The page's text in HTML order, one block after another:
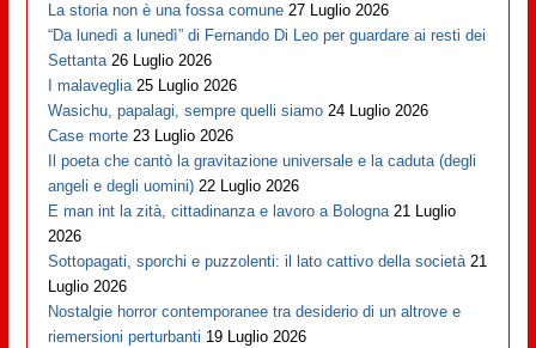
La storia non è una fossa comune 27 Luglio 2026
“Da lunedì a lunedì” di Fernando Di Leo per guardare ai resti dei
Settanta 26 Luglio 2026
I malaveglia 25 Luglio 2026
Wasichu, papalagi, sempre quelli siamo 24 Luglio 2026
Case morte 23 Luglio 2026
Il poeta che cantò la gravitazione universale e la caduta (degli
angeli e degli uomini) 22 Luglio 2026
E man int la zità, cittadinanza e lavoro a Bologna 21 Luglio
2026
Sottopagati, sporchi e puzzolenti: il lato cattivo della società 21
Luglio 2026
Nostalgie horror contemporanee tra desiderio di un altrove e
riemersioni perturbanti 19 Luglio 2026